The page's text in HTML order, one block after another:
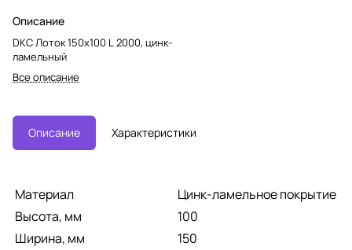
Описание
DKC Лоток 150х100 L 2000, цинк-
ламельный
Все описание
Описание Характеристики
Материал
Цинк-ламельное покрытие
Высота, мм
100
Ширина, мм
150